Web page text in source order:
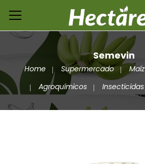
Semevin
Home Supermercado Maíz
Agroquímicos
Insecticidas